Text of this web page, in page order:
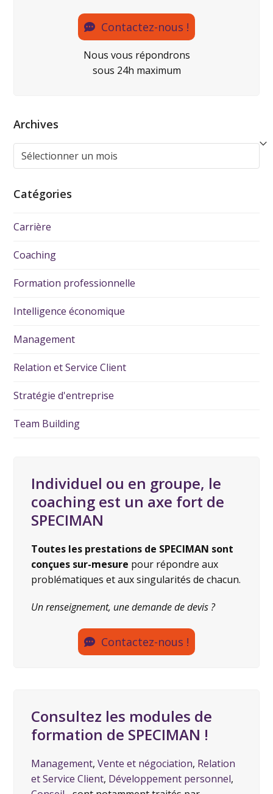
Contactez-nous !
Nous vous répondrons
sous 24h maximum
Archives
Catégories
Carrière
Coaching
Formation professionnelle
Intelligence économique
Management
Relation et Service Client
Stratégie d'entreprise
Team Building
Individuel ou en groupe, le
coaching est un axe fort de
SPECIMAN
Toutes les prestations de SPECIMAN sont
conçues sur-mesure pour répondre aux
problématiques et aux singularités de chacun.
Un renseignement, une demande de devis ?
Contactez-nous !
Consultez les modules de
formation de SPECIMAN !
Management,Vente et négociation, Relation
et Service Client, Développement personnel,